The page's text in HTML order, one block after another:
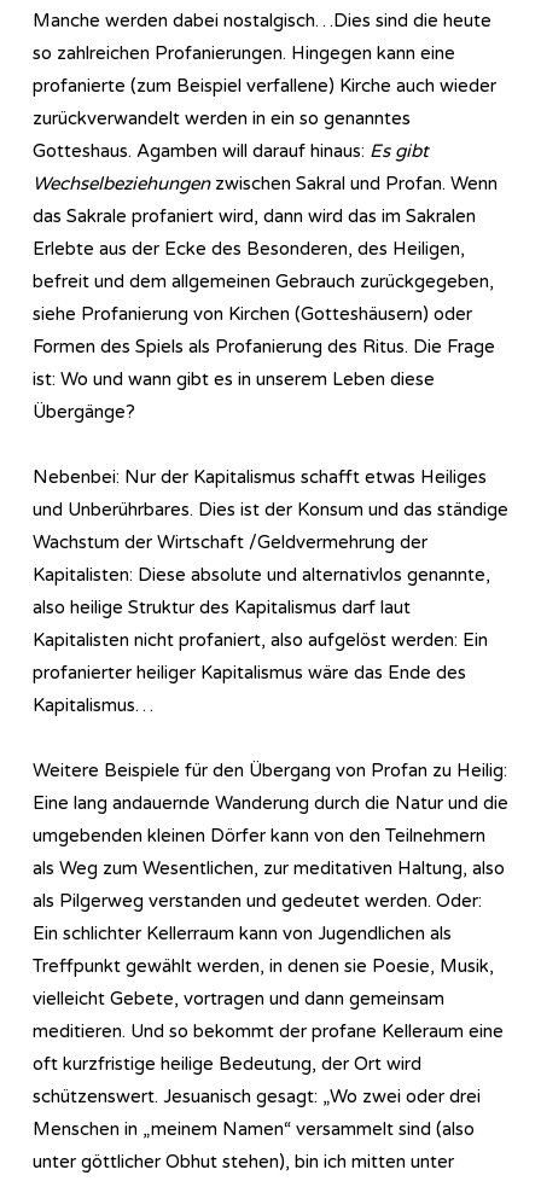
Manche werden dabei nostalgisch…Dies sind die heute
so zahlreichen Profanierungen. Hingegen kann eine
profanierte (zum Beispiel verfallene) Kirche auch wieder
zurückverwandelt werden in ein so genanntes
Gotteshaus. Agamben will darauf hinaus: Es gibt
Wechselbeziehungenzwischen Sakral und Profan. Wenn
das Sakrale profaniert wird, dann wird das im Sakralen
Erlebte aus der Ecke des Besonderen, des Heiligen,
befreit und dem allgemeinen Gebrauch zurückgegeben,
siehe Profanierung von Kirchen (Gotteshäusern) oder
Formen des Spiels als Profanierung des Ritus. Die Frage
ist: Wo und wann gibt es in unserem Leben diese
Übergänge?
Nebenbei: Nur der Kapitalismus schafft etwas Heiliges
und Unberührbares. Dies ist der Konsum und das ständige
Wachstum der Wirtschaft /Geldvermehrung der
Kapitalisten: Diese absolute und alternativlos genannte,
also heilige Struktur des Kapitalismus darf laut
Kapitalisten nicht profaniert, also aufgelöst werden: Ein
profanierter heiliger Kapitalismus wäre das Ende des
Kapitalismus…
Weitere Beispiele für den Übergang von Profan zu Heilig:
Eine lang andauernde Wanderung durch die Natur und die
umgebenden kleinen Dörfer kann von den Teilnehmern
als Weg zum Wesentlichen, zur meditativen Haltung, also
als Pilgerweg verstanden und gedeutet werden. Oder:
Ein schlichter Kellerraum kann von Jugendlichen als
Treffpunkt gewählt werden, in denen sie Poesie, Musik,
vielleicht Gebete, vortragen und dann gemeinsam
meditieren. Und so bekommt der profane Kelleraum eine
oft kurzfristige heilige Bedeutung, der Ort wird
schützenswert. Jesuanisch gesagt: „Wo zwei oder drei
Menschen in „meinem Namen“ versammelt sind (also
unter göttlicher Obhut stehen), bin ich mitten unter